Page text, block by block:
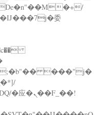
委
c��
���"j�